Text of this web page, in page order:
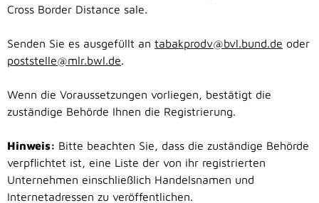
Cross Border Distance sale.
Senden Sie es ausgefüllt an tabakprodv@bvl.bund.de oder
poststelle@mlr.bwl.de.
Wenn die Voraussetzungen vorliegen, bestätigt die
zuständige Behörde Ihnen die Registrierung.
Hinweis: Bitte beachten Sie, dass die zuständige Behörde
verpflichtet ist, eine Liste der von ihr registrierten
Unternehmen einschließlich Handelsnamen und
Internetadressen zu veröffentlichen.